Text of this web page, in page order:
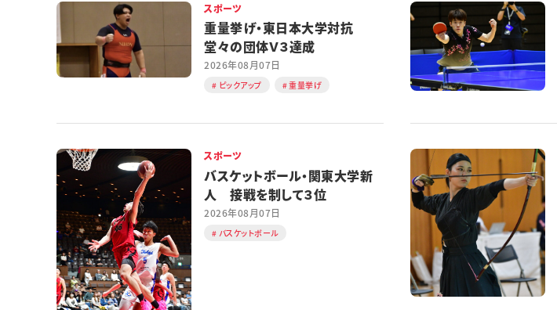
スポーツ
重量挙げ・東日本大学対抗
堂々の団体Ｖ３達成
2026年08月07日
ピックアップ 重量挙げ
スポーツ
バスケットボール・関東大学新
人 接戦を制して３位
2026年08月07日
バスケットボール